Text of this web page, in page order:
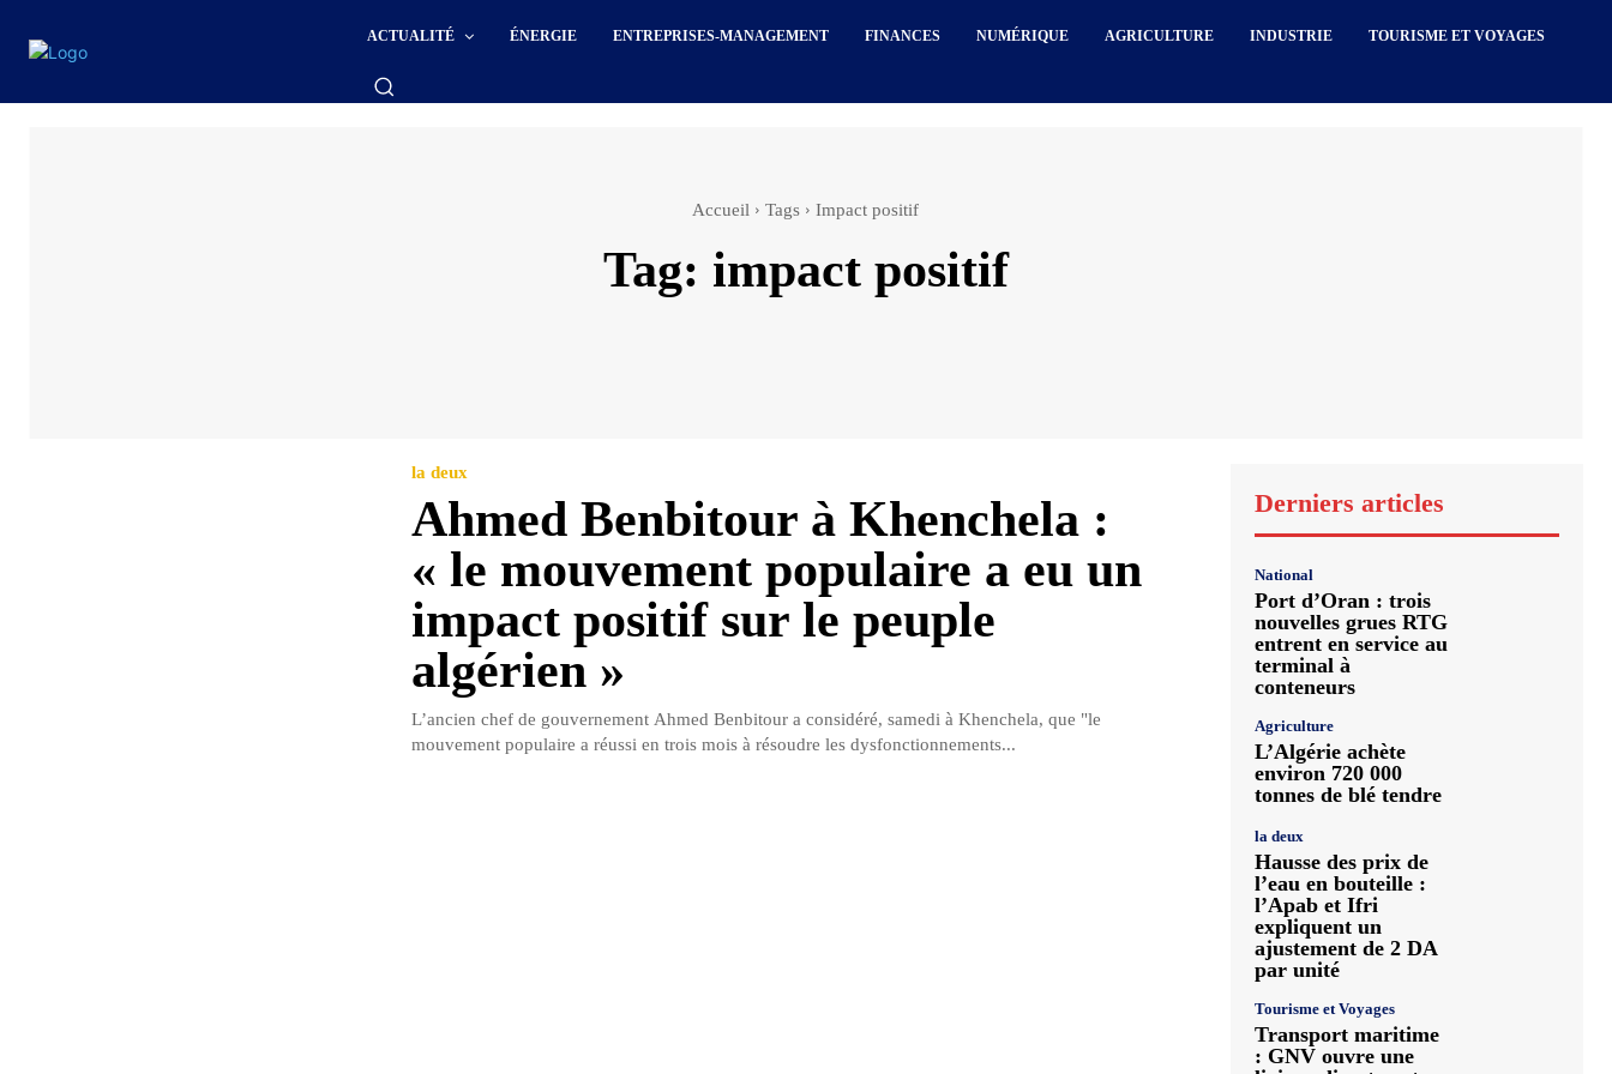
ACTUALITÉ ÉNERGIE ENTREPRISES-MANAGEMENT FINANCES NUMÉRIQUE AGRICULTURE INDUSTRIE TOURISME ET VOYAGES
Accueil Tags Impact positif
Tag: impact positif
la deux
Ahmed Benbitour à Khenchela :
« le mouvement populaire a eu un
impact positif sur le peuple
algérien »
L’ancien chef de gouvernement Ahmed Benbitour a considéré, samedi à Khenchela, que "le
mouvement populaire a réussi en trois mois à résoudre les dysfonctionnements...
Derniers articles
National
Port d’Oran : trois
nouvelles grues RTG
entrent en service au
terminal à
conteneurs
Agriculture
L’Algérie achète
environ 720 000
tonnes de blé tendre
la deux
Hausse des prix de
l’eau en bouteille :
l’Apab et Ifri
expliquent un
ajustement de 2 DA
par unité
Tourisme et Voyages
Transport maritime
: GNV ouvre une